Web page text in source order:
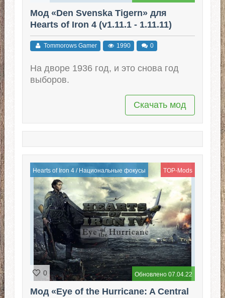
Мод «Den Svenska Tigern» для
Hearts of Iron 4 (v1.11.1 - 1.11.11)
Tommorows Gamer 1990 0
На дворе 1936 год, и это снова год
выборов.
Скачать мод
Hearts of Iron 4/ Национальные фокусы TOP-Mods
Обновлено 07.04.22
0
Мод «Eye of the Hurricane: A Central